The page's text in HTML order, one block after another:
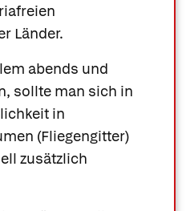
Länder.
abends und
sollte man sich in
in
(Fliegengitter)
zusätzlich